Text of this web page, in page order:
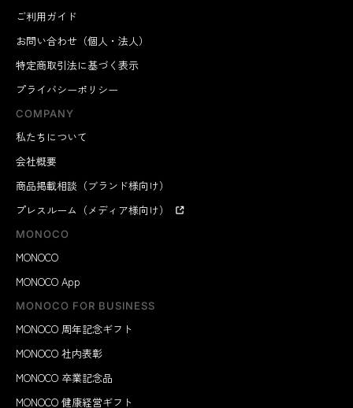
ご利用ガイド
お問い合わせ（個人・法人）
特定商取引法に基づく表示
プライバシーポリシー
COMPANY
私たちについて
会社概要
商品掲載相談（ブランド様向け）
プレスルーム（メディア様向け）
MONOCO
MONOCO
MONOCO App
MONOCO FOR BUSINESS
MONOCO 周年記念ギフト
MONOCO 社内表彰
MONOCO 卒業記念品
MONOCO 健康経営ギフト